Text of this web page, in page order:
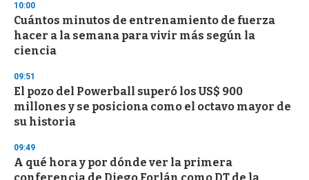
d
s
o
f
3
s
e
c
o
n
10:00
Cuántos minutos de entrenamiento de fuerza
hacer a la semana para vivir más según la
ciencia
09:51
El pozo del Powerball superó los US$ 900
millones y se posiciona como el octavo mayor de
su historia
09:49
A qué hora y por dónde ver la primera